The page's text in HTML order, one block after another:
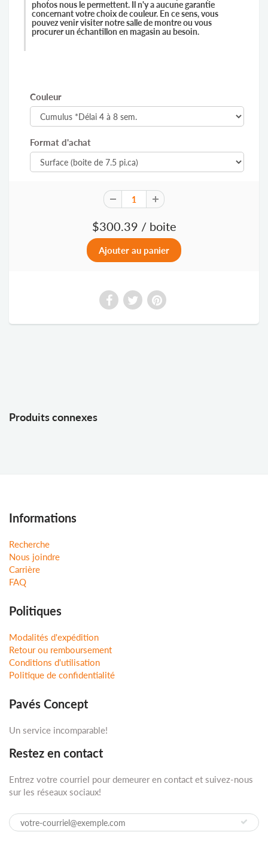
photos nous le permettent. Il n'y a aucune garantie
concernant votre choix de couleur. En ce sens, vous
pouvez venir visiter notre salle de montre ou vous
procurer un échantillon en magasin au besoin.
Couleur
Format d'achat
$300.39 / boite
Produits connexes
Informations
Recherche
Nous joindre
Carrière
FAQ
Politiques
Modalités d'expédition
Retour ou remboursement
Conditions d'utilisation
Politique de confidentialité
Pavés Concept
Un service incomparable!
Restez en contact
Entrez votre courriel pour demeurer en contact et suivez-nous
sur les réseaux sociaux!